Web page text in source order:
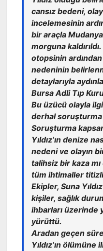
cansız bedeni,
incelemesinin
bir araçla
morguna
otopsinin
nedeninin
detaylarıyla
Bursa Adli Tıp
Bu üzücü olayla
derhal soruşturma
Soruşturma
Yıldız’ın denize
nedeni ve olayın
talihsiz bir kaza
tüm ihtimaller
Ekipler, Suna
kişiler, sağlık
ihbarları üzerinde
yürüttü.
Aradan geçen
Yıldız’ın ölümüne